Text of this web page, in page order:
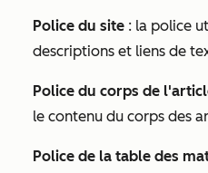
Police du site : la police
descriptions et liens de
Police du corps de
le contenu du corps des
Police de la table des